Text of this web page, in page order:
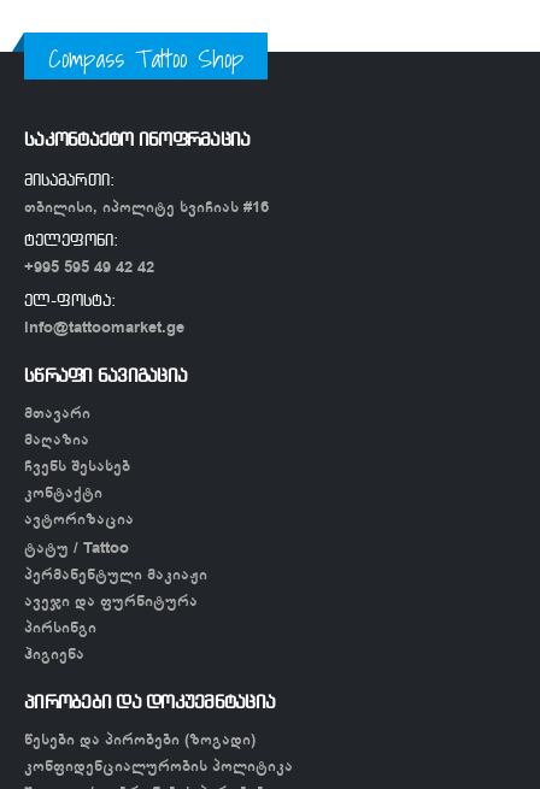
Compass Tattoo Shop
საკონტაქტო ინოფრმაცია
მისამართი:
თბილისი, იპოლიტე ხვიჩიას #16
ტელეფონი:
+995 595 49 42 42
ელ-ფოსტა:
info@tattoomarket.ge
სწრაფი ნავიგაცია
მთავარი
მაღაზია
ჩვენს შესახებ
კონტაქტი
ავტორიზაცია
ტატუ / Tattoo
პერმანენტული მაკიაჟი
ავეჯი და ფურნიტურა
პირსინგი
ჰიგიენა
პირობები და დოკუემნტაცია
წესები და პირობები (ზოგადი)
კონფიდენციალურობის პოლიტიკა